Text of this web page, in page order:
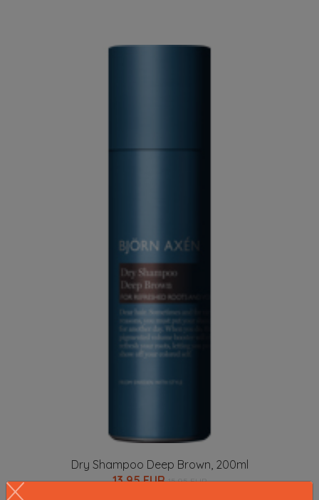
Dry Shampoo Deep Brown, 200ml
13.95 EUR15.95 EUR